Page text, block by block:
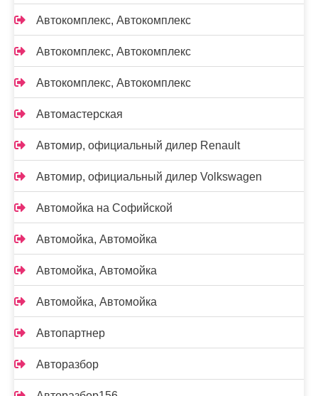
Автокомплекс, Автокомплекс
Автокомплекс, Автокомплекс
Автокомплекс, Автокомплекс
Автомастерская
Автомир, официальный дилер Renault
Автомир, официальный дилер Volkswagen
Автомойка на Софийской
Автомойка, Автомойка
Автомойка, Автомойка
Автомойка, Автомойка
Автопартнер
Авторазбор